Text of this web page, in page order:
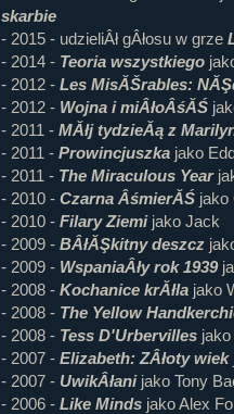
skarbie
- 2015 - udzieliÂł gÂłosu w grze
- 2014 - Teoria wszystkiego
- 2012 - Les MisĂŠrables:
- 2012 - Wojna i miÂłoÂśĂŚ
- 2011 - MĂłj tydzieĂą z
- 2011 - Prowincjuszkajako
- 2011 - The Miraculous Year
- 2010 - Czarna ÂśmierĂŚjako
- 2010 - Filary Ziemijako Jack
- 2009 - BÂłĂŞkitny deszcz
- 2009 - WspaniaÂły rok 1939
- 2008 - Kochanice krĂłlajako
- 2008 - The Yellow
- 2008 - Tess D'Urbervillesjako
- 2007 - Elizabeth: ZÂłoty wiek
- 2007 - UwikÂłanijako Tony
- 2006 - Like Mindsjako Alex